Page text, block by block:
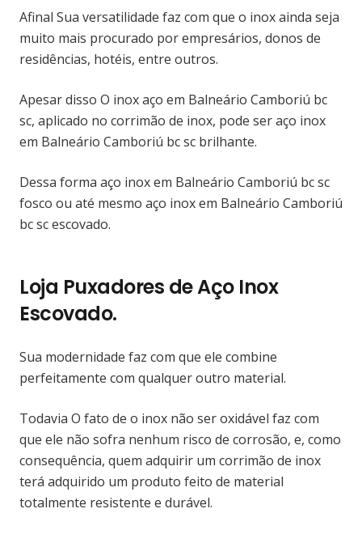
Afinal Sua versatilidade faz com que o inox ainda seja
muito mais procurado por empresários, donos de
residências, hotéis, entre outros.
Apesar disso O inox aço em Balneário Camboriú bc
sc, aplicado no corrimão de inox, pode ser aço inox
em Balneário Camboriú bc sc brilhante.
Dessa forma aço inox em Balneário Camboriú bc sc
fosco ou até mesmo aço inox em Balneário Camboriú
bc sc escovado.
Loja Puxadores de Aço Inox
Escovado.
Sua modernidade faz com que ele combine
perfeitamente com qualquer outro material.
Todavia O fato de o inox não ser oxidável faz com
que ele não sofra nenhum risco de corrosão, e, como
consequência, quem adquirir um corrimão de inox
terá adquirido um produto feito de material
totalmente resistente e durável.